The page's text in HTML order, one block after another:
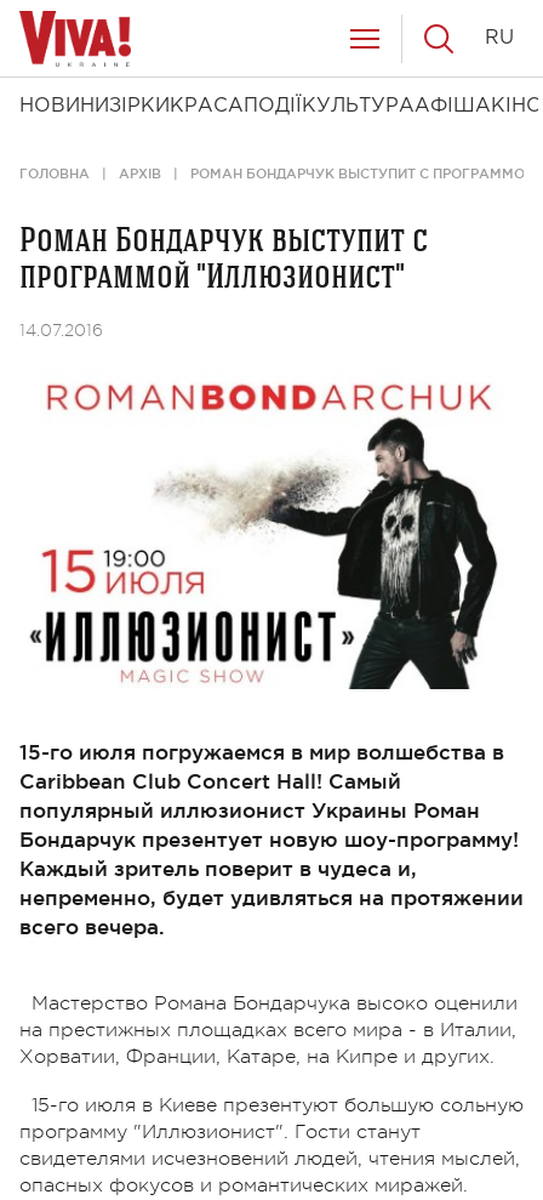
НОВИНИ ЗІРКИ КРАСА ПОДІЇ КУЛЬТУРААФІША КІНО
RU
ГОЛОВНА АРХІВ РОМАН БОНДАРЧУК ВЫСТУПИТ С ПРОГРАММОЙ
Роман Бондарчук выступит с
программой "Иллюзионист"
14.07.2016
15-го июля погружаемся в мир волшебства в
Caribbean Club Concert Hall! Самый
популярный иллюзионист Украины Роман
Бондарчук презентует новую шоу-программу!
Каждый зритель поверит в чудеса и,
непременно, будет удивляться на протяжении
всего вечера.
Мастерство Романа Бондарчука высоко оценили
на престижных площадках всего мира - в Италии,
Хорватии, Франции, Катаре, на Кипре и других.
15-го июля в Киеве презентуют большую сольную
программу "Иллюзионист". Гости станут
свидетелями исчезновений людей, чтения мыслей,
опасных фокусов и романтических миражей.